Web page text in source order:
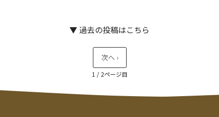
▼ 過去の投稿はこちら
1 / 2